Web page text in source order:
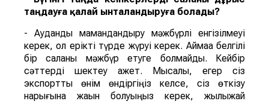
таңдауға қалай ынталандыруға болады?
- Аудандық мамандандыру мәжбүрлі енгізілмеуі
керек, ол ерікті түрде жүруі керек. Аймаққа белгілі
бір саланы мәжбүр етуге болмайды. Кейбір
сәттерді шектеу қажет. Мысалы, егер сіз
экспорттық өнім өндіргіңіз келсе, сіз өткізу
нарығына жақын болуыңыз керек, жылыжай